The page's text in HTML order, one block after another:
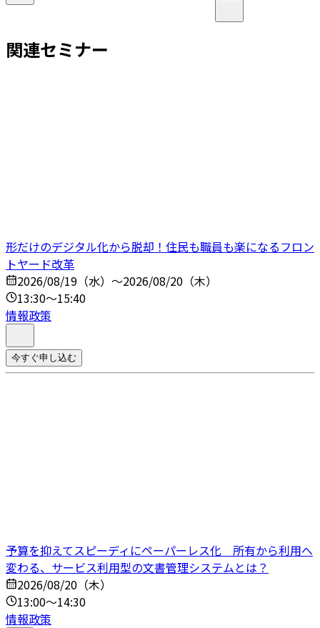
関連セミナー
形だけのデジタル化から脱却！住民も職員も楽になるフロン
トヤード改革
2026/08/19（水）～2026/08/20（木）
13:30～15:40
情報政策
今すぐ申し込む
予算を抑えてスピーディにペーパーレス化 所有から利用へ
変わる、サービス利用型の文書管理システムとは？
2026/08/20（木）
13:00～14:30
情報政策